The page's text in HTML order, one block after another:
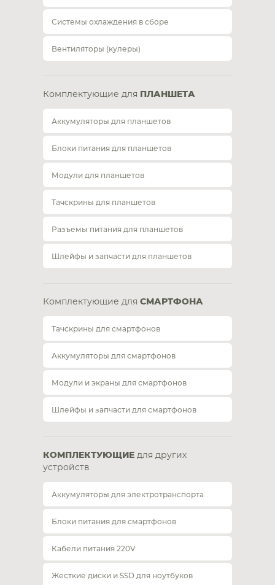
Системы охлаждения в сборе
Вентиляторы (кулеры)
Комплектующие для ПЛАНШЕТА
Аккумуляторы для планшетов
Блоки питания для планшетов
Модули для планшетов
Тачскрины для планшетов
Разъемы питания для планшетов
Шлейфы и запчасти для планшетов
Комплектующие для СМАРТФОНА
Тачскрины для смартфонов
Аккумуляторы для смартфонов
Модули и экраны для смартфонов
Шлейфы и запчасти для смартфонов
КОМПЛЕКТУЮЩИЕ для других
устройств
Аккумуляторы для электротранспорта
Блоки питания для смартфонов
Кабели питания 220V
Жесткие диски и SSD для ноутбуков